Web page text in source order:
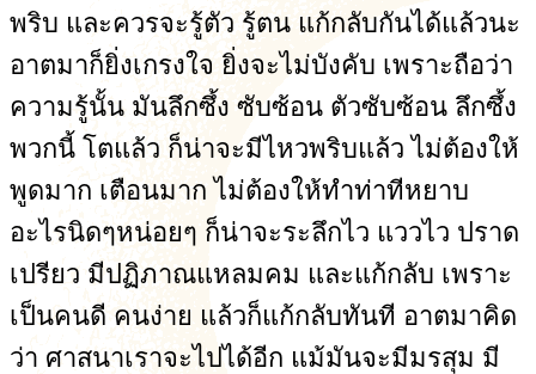
พริบ และควรจะรู้ตัว รู้ตน แก้กลับกันได้แล้วนะ
อาตมาก็ยิ่งเกรงใจ ยิ่งจะไม่บังคับ เพราะถือว่า
ความรู้นั้น มันลึกซึ้ง ซับซ้อน ตัวซับซ้อน ลึกซึ้ง
พวกนี้ โตแล้ว ก็น่าจะมีไหวพริบแล้ว ไม่ต้องให้
พูดมาก เตือนมาก ไม่ต้องให้ทำท่าทีหยาบ
อะไรนิดๆหน่อยๆ ก็น่าจะระลึกไว แววไว ปราด
เปรียว มีปฏิภาณแหลมคม และแก้กลับ เพราะ
เป็นคนดี คนง่าย แล้วก็แก้กลับทันที อาตมาคิด
ว่า ศาสนาเราจะไปได้อีก แม้มันจะมีมรสุม มี